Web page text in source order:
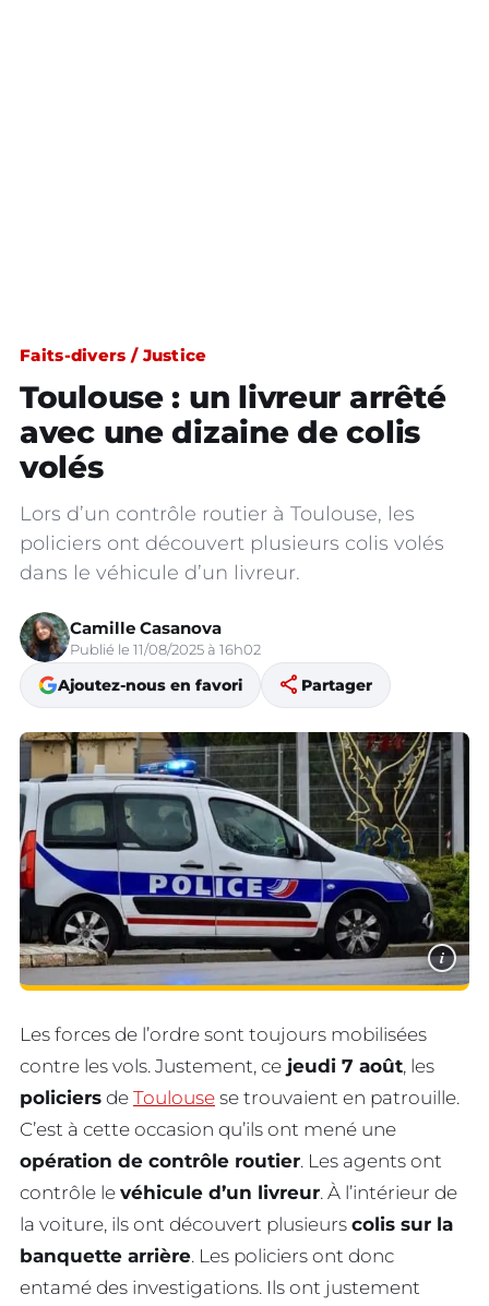
Faits-divers / Justice
Toulouse : un livreur arrêté
avec une dizaine de colis
volés
Lors d’un contrôle routier à Toulouse, les
policiers ont découvert plusieurs colis volés
dans le véhicule d’un livreur.
Camille Casanova
Publié le 11/08/2025 à 16h02
Ajoutez-nous en favori share Partager
i
Les forces de l’ordre sont toujours mobilisées
contre les vols. Justement, ce jeudi 7 août, les
policiers de Toulouse se trouvaient en patrouille.
C’est à cette occasion qu’ils ont mené une
opération de contrôle routier. Les agents ont
contrôle le véhicule d’un livreur. À l’intérieur de
la voiture, ils ont découvert plusieurs colis sur la
banquette arrière. Les policiers ont donc
entamé des investigations. Ils ont justement